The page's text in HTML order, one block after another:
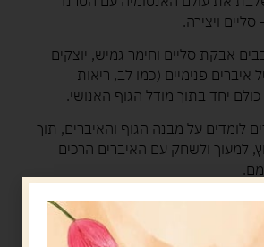
ויצירה.
אבקת סליים וחימר גמיש, יוצקים
איברים פנימיים (כמו לב, ריאות
יחד בתוך מודל הגוף האנושי.
לומדים על מבנה הגוף והאיברים, תוך
למעוך ולשחק עם האיברים הרכים
אישי מרתק או כפעילות